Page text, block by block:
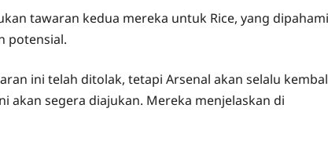
tawaran kedua mereka untuk Rice, yang dipahami
potensial.
ini telah ditolak, tetapi Arsenal akan selalu
akan segera diajukan. Mereka menjelaskan di